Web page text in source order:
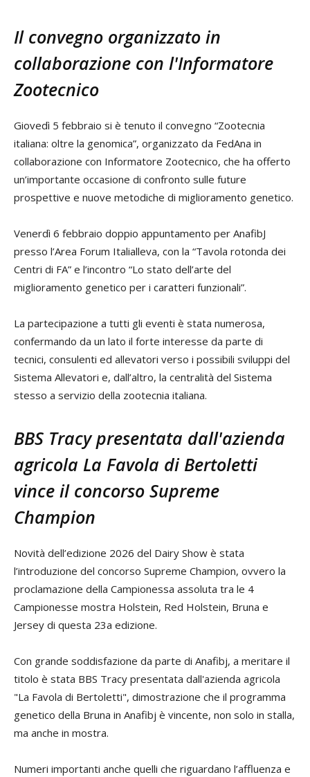
Il convegno organizzato in
collaborazione con l'Informatore
Zootecnico
Giovedì 5 febbraio si è tenuto il convegno “Zootecnia
italiana: oltre la genomica”, organizzato da FedAna in
collaborazione con Informatore Zootecnico, che ha offerto
un’importante occasione di confronto sulle future
prospettive e nuove metodiche di miglioramento genetico.
Venerdì 6 febbraio doppio appuntamento per AnafibJ
presso l’Area Forum Italialleva, con la “Tavola rotonda dei
Centri di FA” e l’incontro “Lo stato dell’arte del
miglioramento genetico per i caratteri funzionali”.
La partecipazione a tutti gli eventi è stata numerosa,
confermando da un lato il forte interesse da parte di
tecnici, consulenti ed allevatori verso i possibili sviluppi del
Sistema Allevatori e, dall’altro, la centralità del Sistema
stesso a servizio della zootecnia italiana.
BBS Tracy presentata dall'azienda
agricola La Favola di Bertoletti
vince il concorso Supreme
Champion
Novità dell’edizione 2026 del Dairy Show è stata
l’introduzione del concorso Supreme Champion, ovvero la
proclamazione della Campionessa assoluta tra le 4
Campionesse mostra Holstein, Red Holstein, Bruna e
Jersey di questa 23a edizione.
Con grande soddisfazione da parte di Anafibj, a meritare il
titolo è stata BBS Tracy presentata dall'azienda agricola
"La Favola di Bertoletti", dimostrazione che il programma
genetico della Bruna in Anafibj è vincente, non solo in stalla,
ma anche in mostra.
Numeri importanti anche quelli che riguardano l’affluenza e